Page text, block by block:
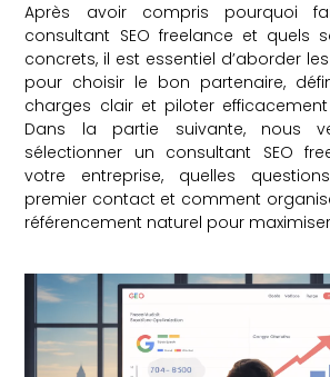
Après avoir compris pourquoi
consultant SEO freelance et quels
concrets, il est essentiel d’aborder
pour choisir le bon partenaire,
charges clair et piloter efficacement
Dans la partie suivante, nous
sélectionner un consultant SEO
votre entreprise, quelles
premier contact et comment
référencement naturel pour